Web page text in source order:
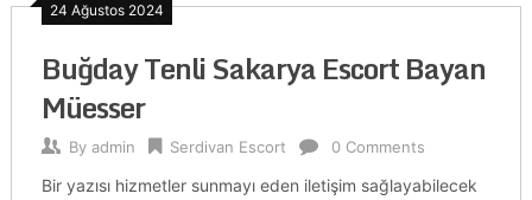
24 Ağustos 2024
Buğday Tenli Sakarya Escort Bayan
Müesser
By admin Serdivan Escort 0 Comments
Bir yazısı hizmetler sunmayı eden iletişim sağlayabilecek